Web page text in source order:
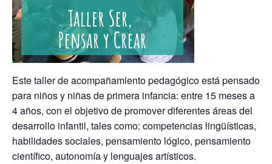
Este taller de acompañamiento pedagógico está pensado
para niños y niñas de primera infancia: entre 15 meses a
4 años, con el objetivo de promover diferentes áreas del
desarrollo infantil, tales como: competencias lingüísticas,
habilidades sociales, pensamiento lógico, pensamiento
científico, autonomía y lenguajes artísticos.